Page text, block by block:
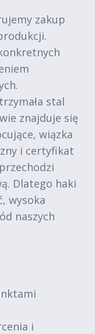
zakup
stal
znajduje się
wiązka
i certyfikat
Dlatego haki
wysoka
naszych
i